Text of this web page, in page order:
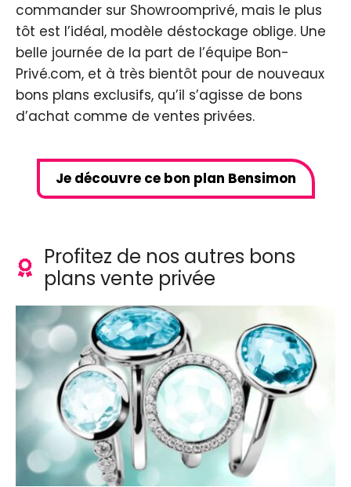
commander sur Showroomprivé, mais le plus
tôt est l’idéal, modèle déstockage oblige. Une
belle journée de la part de l’équipe Bon-
Privé.com, et à très bientôt pour de nouveaux
bons plans exclusifs, qu’il s’agisse de bons
d’achat comme de ventes privées.
Je découvre ce bon plan Bensimon
Profitez de nos autres bons
plans vente privée